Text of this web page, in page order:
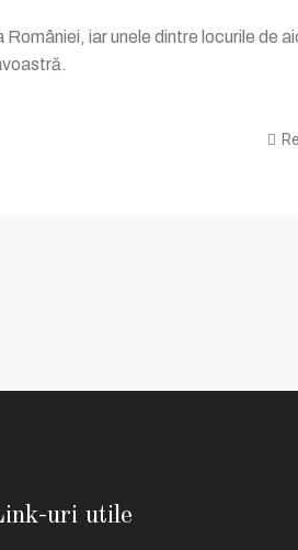
iar unele dintre locurile de
uri utile